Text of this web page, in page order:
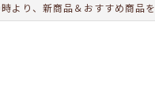
より、新商品＆おすすめ商品